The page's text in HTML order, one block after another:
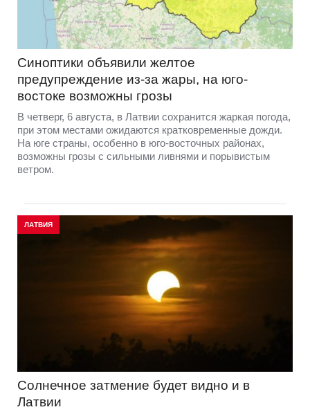
Синоптики объявили желтое
предупреждение из-за жары, на юго-
востоке возможны грозы
В четверг, 6 августа, в Латвии сохранится жаркая погода,
при этом местами ожидаются кратковременные дожди.
На юге страны, особенно в юго-восточных районах,
возможны грозы с сильными ливнями и порывистым
ветром.
ЛАТВИЯ
Солнечное затмение будет видно и в
Латвии